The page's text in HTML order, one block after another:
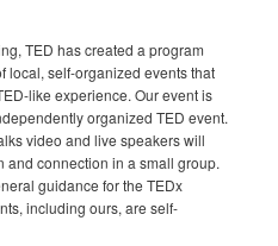
TED has created a program
local, self-organized events that
like experience. Our event is
organized TED event.
video and live speakers will
and connection in a small group.
guidance for the TEDx
including ours, are self-